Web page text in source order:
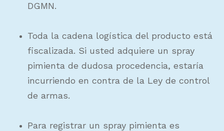
DGMN.
Toda la cadena logística del producto está
fiscalizada. Si usted adquiere un spray
pimienta de dudosa procedencia, estaría
incurriendo en contra de la Ley de control
de armas.
Para registrar un spray pimienta es